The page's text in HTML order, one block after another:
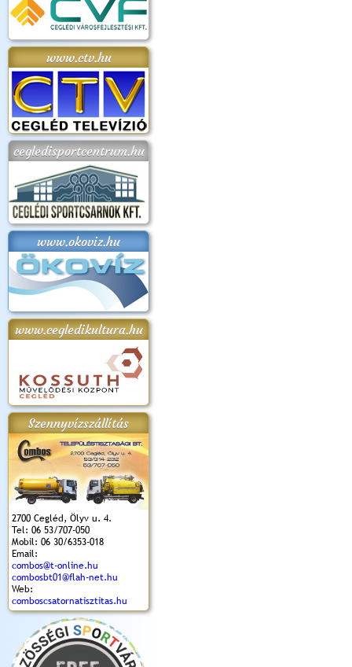
www.ctv.hu
cegledisportcentrum.hu
www.okoviz.hu
www.cegledikultura.hu
Szennyvízszállítás
2700 Cegléd, Ölyv u. 4.
Tel: 06 53/707-050
Mobil: 06 30/6353-018
Email:
combos@t-online.hu
combosbt01@flah-net.hu
Web:
comboscsatornatisztitas.hu
2018.
Kossuth Toborzó
Ünnepély
Szent István Ünnepe
(2017. 08. 20.)